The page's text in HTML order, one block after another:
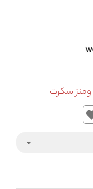
arrow_drop_down